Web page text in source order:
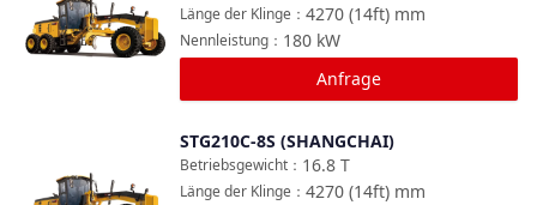
4270 (14ft) mm
Länge der Klinge ：
180 kW
Nennleistung ：
Anfrage
STG210C-8S (SHANGCHAI)
16.8 T
Betriebsgewicht ：
4270 (14ft) mm
Länge der Klinge ：